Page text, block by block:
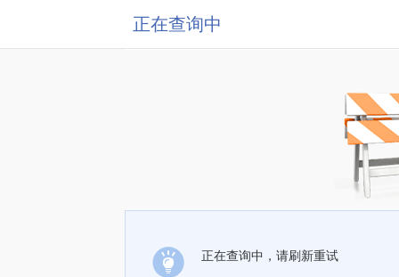
正在查询中
正在查询中，请刷新重试